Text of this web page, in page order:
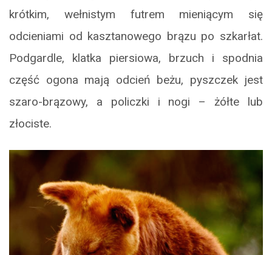
krótkim, wełnistym futrem mieniącym się
odcieniami od kasztanowego brązu po szkarłat.
Podgardle, klatka piersiowa, brzuch i spodnia
część ogona mają odcień beżu, pyszczek jest
szaro-brązowy, a policzki i nogi – żółte lub
złociste.